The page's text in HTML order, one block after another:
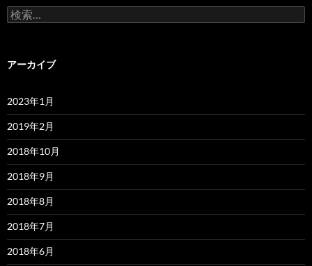
検
索:
アーカイブ
2023年1月
2019年2月
2018年10月
2018年9月
2018年8月
2018年7月
2018年6月